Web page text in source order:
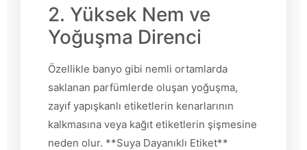
2. Yüksek Nem ve
Yoğuşma Direnci
Özellikle banyo gibi nemli ortamlarda
saklanan parfümlerde oluşan yoğuşma,
zayıf yapışkanlı etiketlerin kenarlarının
kalkmasına veya kağıt etiketlerin şişmesine
neden olur. **Suya Dayanıklı Etiket**